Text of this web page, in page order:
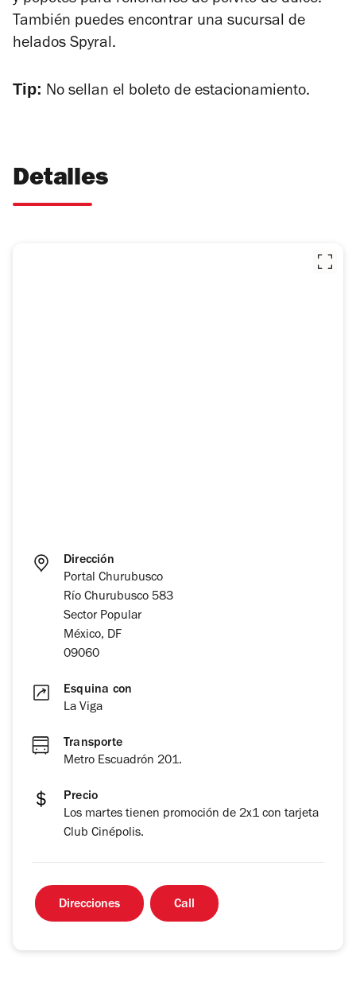
También puedes encontrar una sucursal de
helados Spyral.
Tip: No sellan el boleto de estacionamiento.
Detalles
Dirección
Portal Churubusco
Río Churubusco 583
Sector Popular
México, DF
09060
Esquina con
La Viga
Transporte
Metro Escuadrón 201.
Precio
Los martes tienen promoción de 2x1 con tarjeta
Club Cinépolis.
Direcciones Call